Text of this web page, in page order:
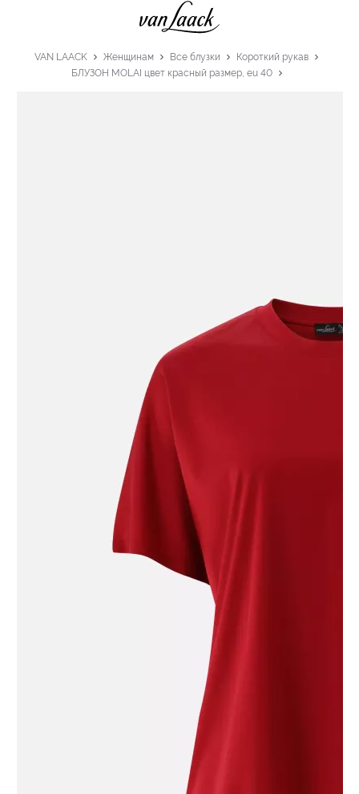
VAN LAACK Женщинам Все блузки
Короткий рукав
БЛУЗОН MOLAI цвет красный размер, eu 40